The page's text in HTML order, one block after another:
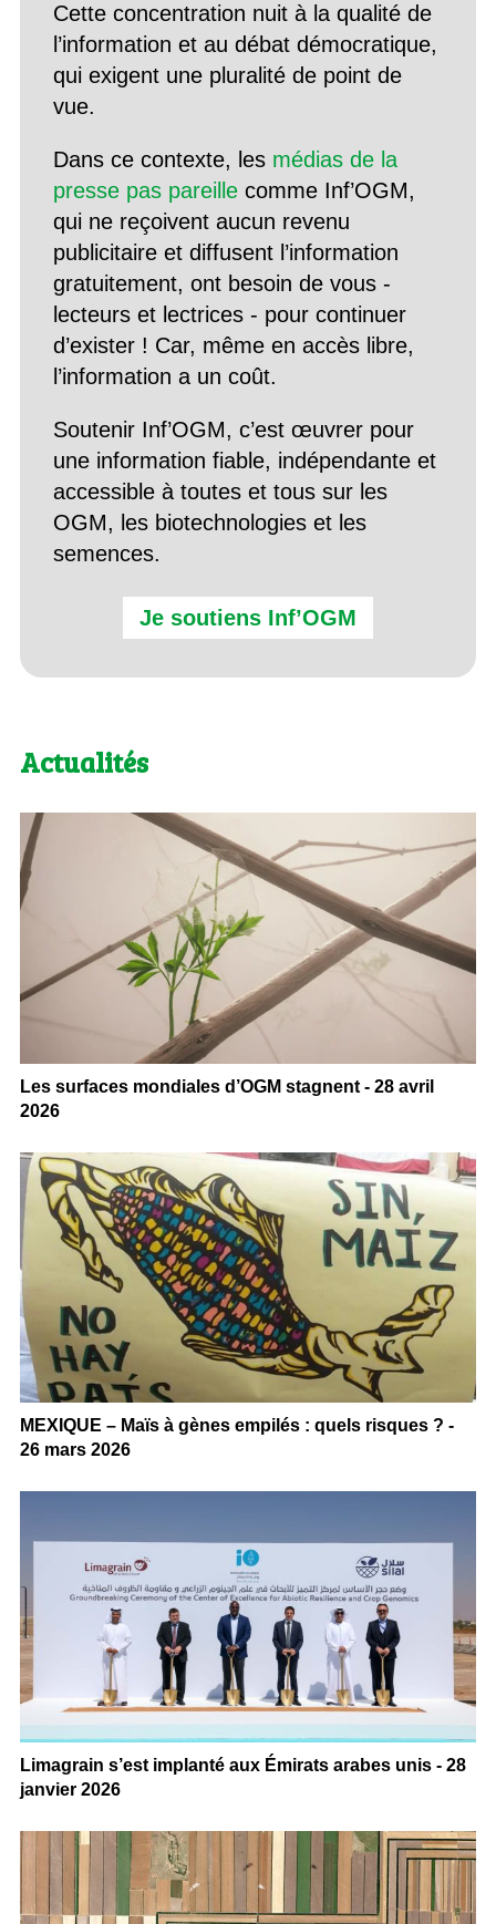
Cette concentration nuit à la qualité de
l’information et au débat démocratique,
qui exigent une pluralité de point de
vue.
Dans ce contexte, les médias de la
presse pas pareillecomme Inf’OGM,
qui ne reçoivent aucun revenu
publicitaire et diffusent l’information
gratuitement, ont besoin de vous -
lecteurs et lectrices - pour continuer
d’exister ! Car, même en accès libre,
l’information a un coût.
Soutenir Inf’OGM, c’est œuvrer pour
une information fiable, indépendante et
accessible à toutes et tous sur les
OGM, les biotechnologies et les
semences.
Je soutiens Inf’OGM
Actualités
Les surfaces mondiales d’OGM stagnent - 28 avril
2026
MEXIQUE – Maïs à gènes empilés : quels risques ? -
26 mars 2026
Limagrain s’est implanté aux Émirats arabes unis - 28
janvier 2026